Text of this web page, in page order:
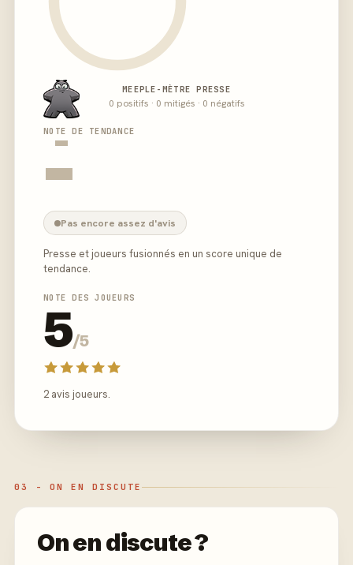
-
MEEPLE-MÈTRE PRESSE
0 positifs · 0 mitigés · 0 négatifs
NOTE DE TENDANCE
-
Pas encore assez d'avis
Presse et joueurs fusionnés en un score unique de
tendance.
NOTE DES JOUEURS
5/5
2 avis joueurs.
03 - ON EN DISCUTE
On en discute ?